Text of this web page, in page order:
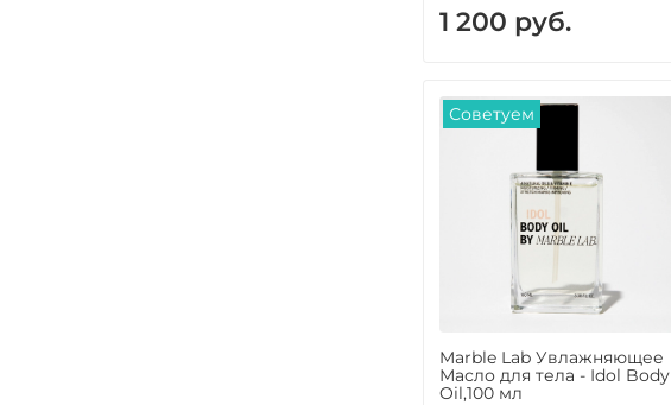
1 200 руб.
Советуем
Marble Lab Увлажняющее
Масло для тела - Idol Body
Oil,100 мл